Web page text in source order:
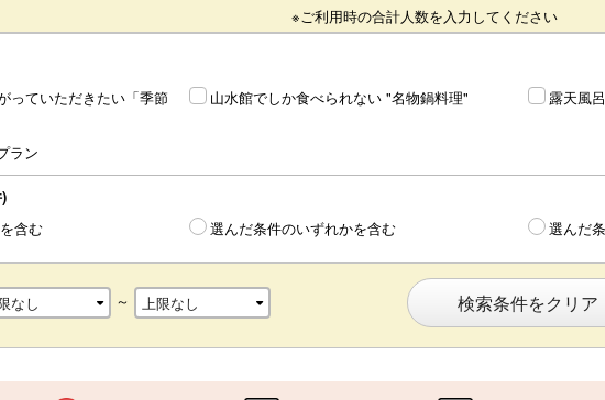
※ご利用時の合計人数を入力してください
っていただきたい「季節
山水館でしか食べられない "名物鍋料理" 露天風
ラン
含む
選んだ条件のいずれかを含む 選んだ
～ 検索条件をクリア